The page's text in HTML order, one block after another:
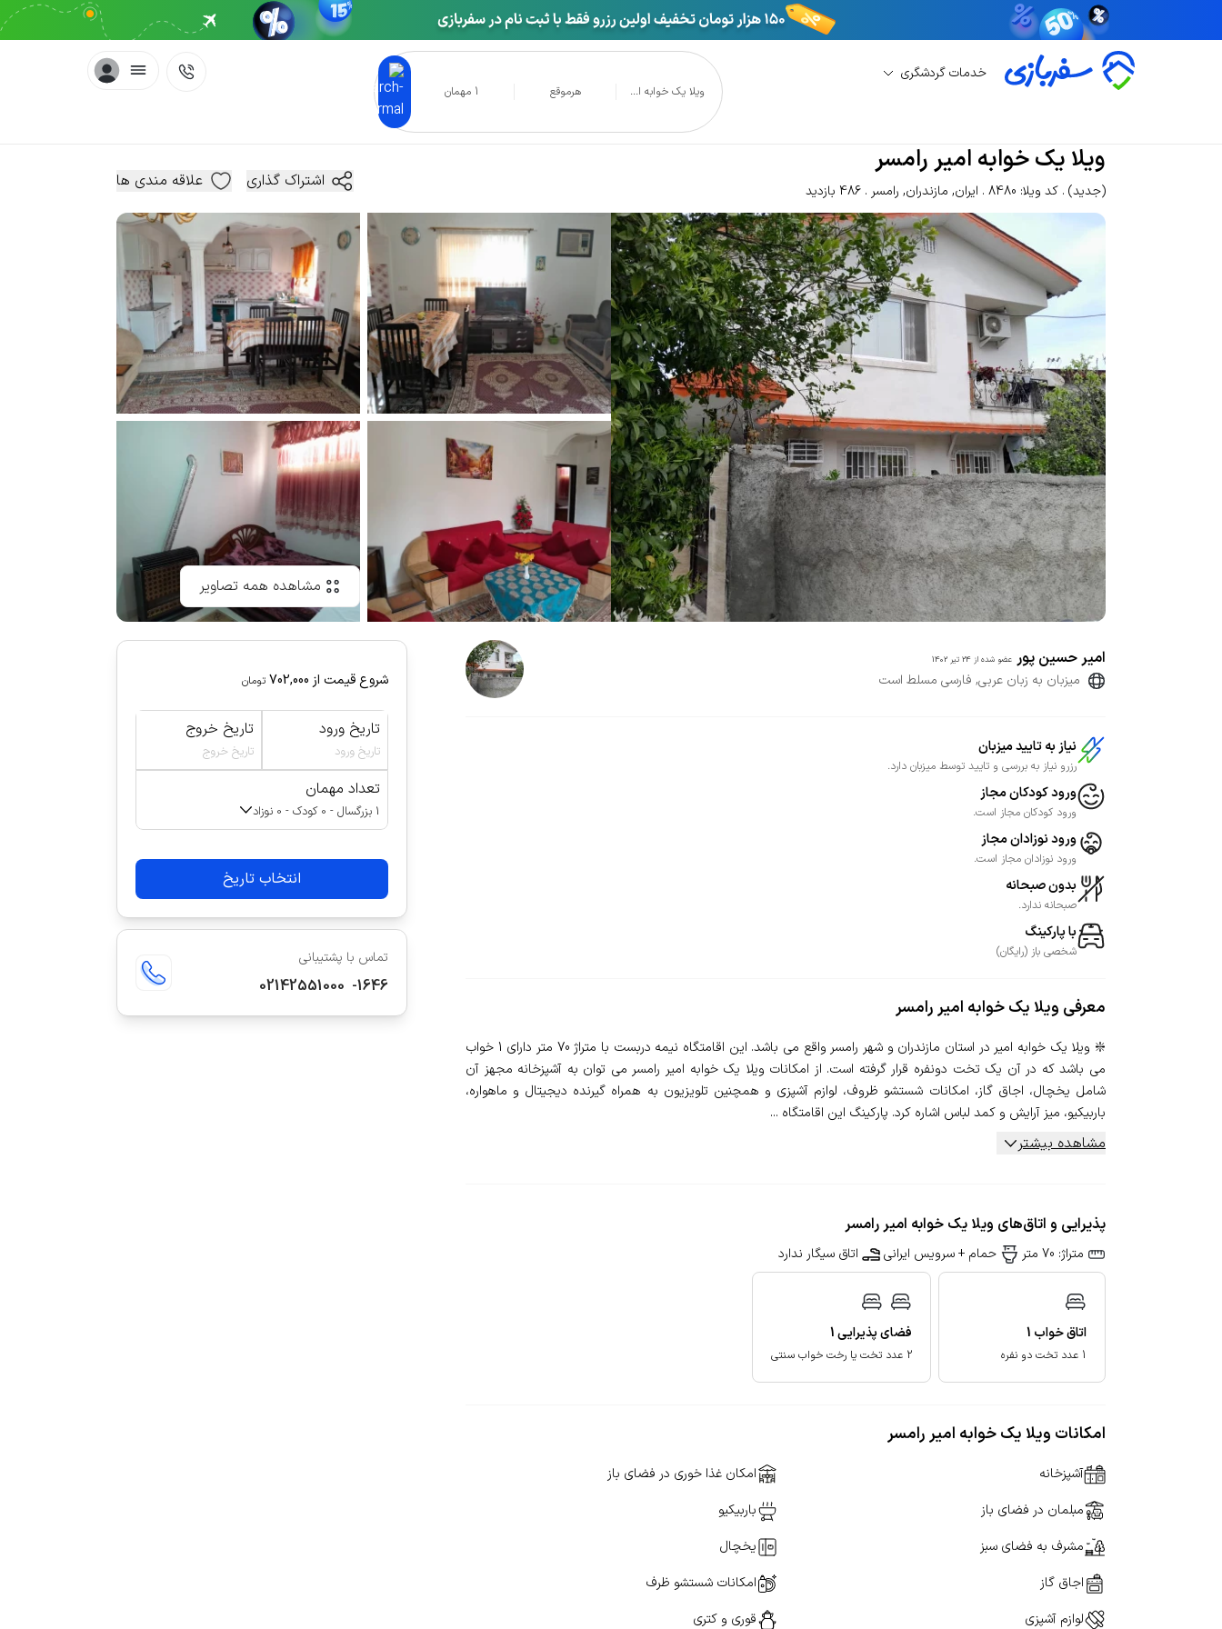
خدمات گردشگری
ویلا یک خوابه ا... هرموقع 1 مهمان
ویلا یک خوابه امیر رامسر
(جدید) کد ویلا: 8480 ایران, مازندران, رامسر 486 بازدید اشتراک گذاری علاقه مندی ها
مشاهده همه تصاویر
امیر حسین پور عضو شده از 24 تیر 1402
میزبان به زبان عربی, فارسی مسلط است
نیاز به تایید میزبان
رزرو نیاز به بررسی و تایید توسط میزبان دارد.
ورود کودکان مجاز
ورود کودکان مجاز است.
ورود نوزادان مجاز
ورود نوزادان مجاز است.
بدون صبحانه
صبحانه ندارد.
با پارکینگ
شخصی باز (رایگان)
معرفی ویلا یک خوابه امیر رامسر
❇️ ویلا یک خوابه امیر در استان مازندران و شهر رامسر واقع می باشد. این اقامتگاه نیمه دربست با متراژ 70 متر دارای 1 خواب
می باشد که در آن یک تخت دونفره قرار گرفته است. از امکانات ویلا یک خوابه امیر رامسر می توان به آشپزخانه مجهز آن
شامل یخچال، اجاق گاز، امکانات شستشو ظروف، لوازم آشپزی و همچنین تلویزیون به همراه گیرنده دیجیتال و ماهواره،
باربیکیو، میز آرایش و کمد لباس اشاره کرد. پارکینگ این اقامتگاه ...
مشاهده بیشتر
پذیرایی و اتاق‌های ویلا یک خوابه امیر رامسر
متراژ: 70 متر حمام + سرویس ایرانی اتاق سیگار ندارد
اتاق خواب 1
1 عدد تخت دو نفره
فضای پذیرایی1
2 عدد تخت یا رخت خواب سنتی
امکانات ویلا یک خوابه امیر رامسر
آشپزخانه
امکان غذا خوری در فضای باز
مبلمان در فضای باز
باربیکیو
مشرف به فضای سبز
یخچال
اجاق گاز
امکانات شستشو ظرف
لوازم آشپزی
قوری و کتری
شروع قیمت از 702,000 تومان
تاریخ ورود
تاریخ ورود
تاریخ خروج
تاریخ خروج
تعداد مهمان
1 بزرگسال - 0 کودک - 0 نوزاد
انتخاب تاریخ
تماس با پشتیبانی
02142551000 -1646